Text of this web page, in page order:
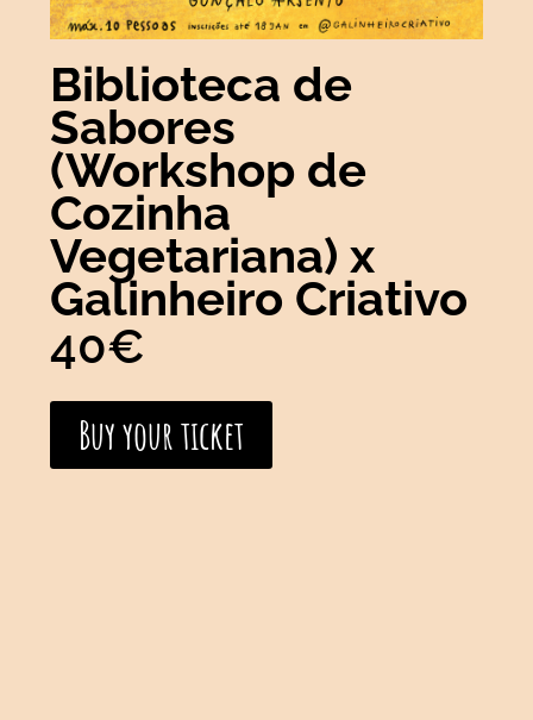
Biblioteca de
Sabores
(Workshop de
Cozinha
Vegetariana) x
Galinheiro Criativo
40€
Buy your ticket